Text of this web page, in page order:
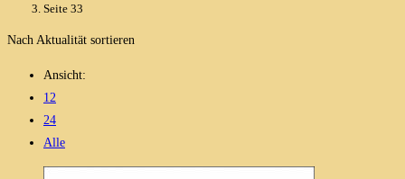
Seite 33
Nach Aktualität sortieren
Ansicht:
12
24
Alle